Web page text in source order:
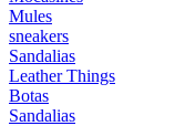
Mules
sneakers
Sandalias
Leather Things
Botas
Sandalias